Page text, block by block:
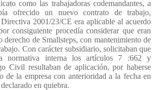
como las trabajadoras codemandantes, a
ofrecido un nuevo contrato de trabajo,
2001/23/CE era aplicable al acuerdo
consiguiente procedía considerar que eran
derecho de Smallsteps, con mantenimiento de
Con carácter subsidiario, solicitaban que
normativa interna los artículos 7 :662 y
Civil resultaban de aplicación, por haberse
de la empresa con anterioridad a la fecha en
en quiebra.